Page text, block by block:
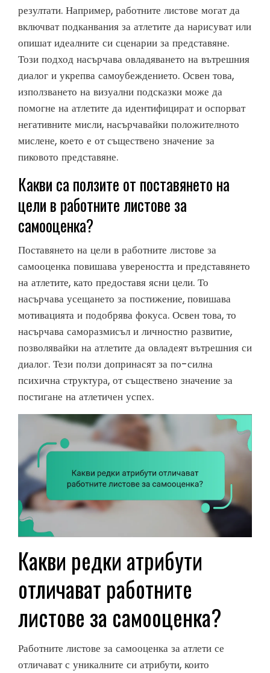
резултати. Например, работните листове могат да
включват подканвания за атлетите да нарисуват или
опишат идеалните си сценарии за представяне.
Този подход насърчава овладяването на вътрешния
диалог и укрепва самоубеждението. Освен това,
използването на визуални подсказки може да
помогне на атлетите да идентифицират и оспорват
негативните мисли, насърчавайки положителното
мислене, което е от съществено значение за
пиковото представяне.
Какви са ползите от поставянето на
цели в работните листове за
самооценка?
Поставянето на цели в работните листове за
самооценка повишава увереността и представянето
на атлетите, като предоставя ясни цели. То
насърчава усещането за постижение, повишава
мотивацията и подобрява фокуса. Освен това, то
насърчава саморазмисъл и личностно развитие,
позволявайки на атлетите да овладеят вътрешния си
диалог. Тези ползи допринасят за по-силна
психична структура, от съществено значение за
постигане на атлетичен успех.
Какви редки атрибути
отличават работните
листове за самооценка?
Работните листове за самооценка за атлети се
отличават с уникалните си атрибути, които